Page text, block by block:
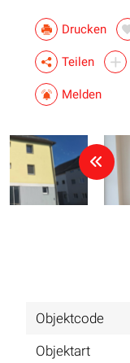
Drucken
Teilen
Melden
Objektcode
Objektart